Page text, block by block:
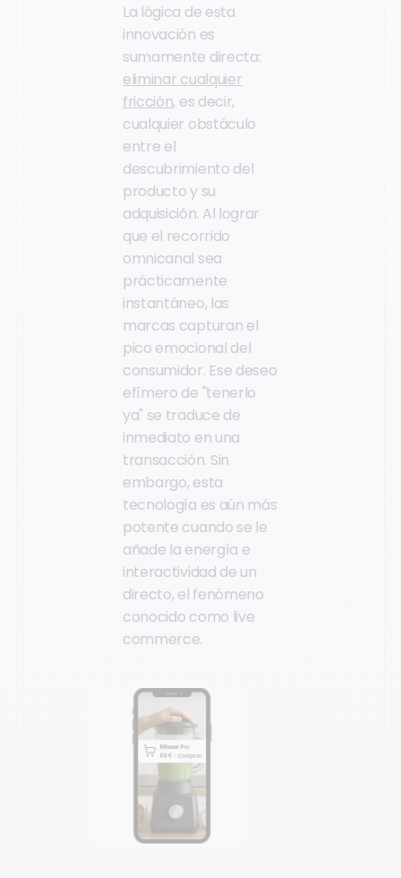
La lógica de esta
innovación es
sumamente directa:
eliminar cualquier
fricción, es decir,
cualquier obstáculo
entre el
descubrimiento del
producto y su
adquisición. Al lograr
que el recorrido
omnicanal sea
prácticamente
instantáneo, las
marcas capturan el
pico emocional del
consumidor. Ese deseo
efímero de "tenerlo
ya" se traduce de
inmediato en una
transacción. Sin
embargo, esta
tecnología es aún más
potente cuando se le
añade la energía e
interactividad de un
directo, el fenómeno
conocido como live
commerce.